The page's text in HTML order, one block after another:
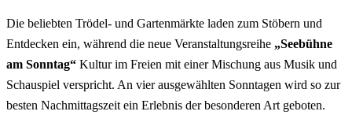
Die beliebten Trödel- und Gartenmärkte laden zum Stöbern und
Entdecken ein, während die neue Veranstaltungsreihe „Seebühne
am Sonntag“ Kultur im Freien mit einer Mischung aus Musik und
Schauspiel verspricht. An vier ausgewählten Sonntagen wird so zur
besten Nachmittagszeit ein Erlebnis der besonderen Art geboten.